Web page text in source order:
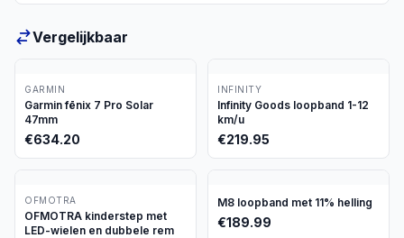
Vergelijkbaar
GARMIN
Garmin fēnix 7 Pro Solar
47mm
€634.20
INFINITY
Infinity Goods loopband 1-12
km/u
€219.95
OFMOTRA
OFMOTRA kinderstep met
LED-wielen en dubbele rem
M8 loopband met 11% helling
€189.99